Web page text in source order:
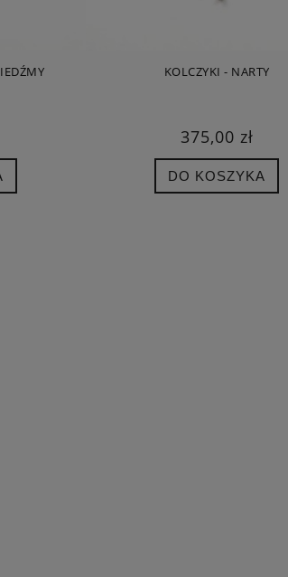
KOLCZYKI - NARTY
375,00 zł
DO KOSZYKA